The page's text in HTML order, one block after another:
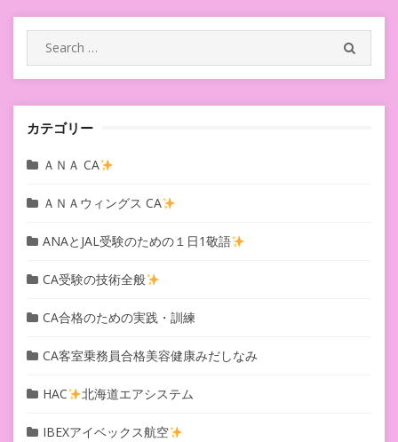
Search
for:
カテゴリー
ＡＮＡ CA
ＡＮＡウィングス CA
ANAとJAL受験のための１日1敬語
CA受験の技術全般
CA合格のための実践・訓練
CA客室乗務員合格美容健康みだしなみ
HAC 北海道エアシステム
IBEXアイベックス航空